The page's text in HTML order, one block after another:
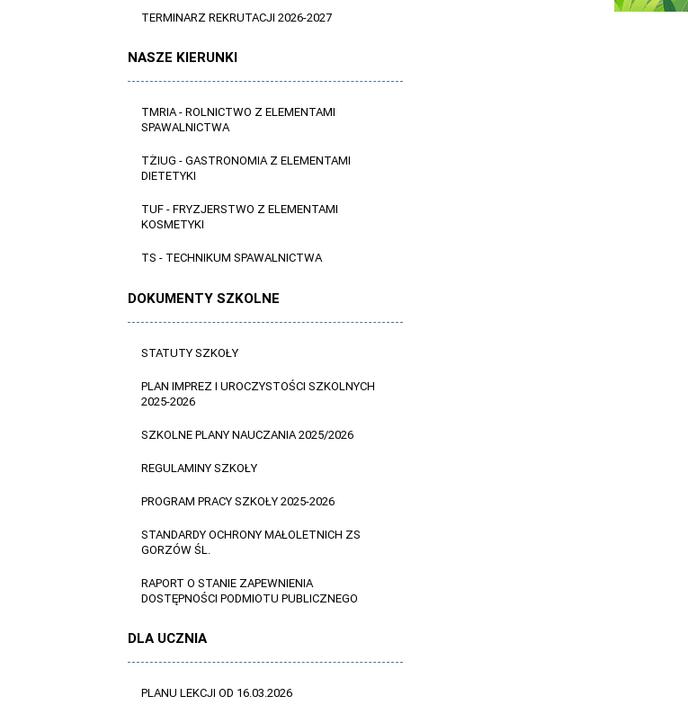
TERMINARZ REKRUTACJI 2026-2027
NASZE KIERUNKI
TMRIA - ROLNICTWO Z ELEMENTAMI
SPAWALNICTWA
TŻIUG - GASTRONOMIA Z ELEMENTAMI
DIETETYKI
TUF - FRYZJERSTWO Z ELEMENTAMI
KOSMETYKI
TS - TECHNIKUM SPAWALNICTWA
DOKUMENTY SZKOLNE
STATUTY SZKOŁY
PLAN IMPREZ I UROCZYSTOŚCI SZKOLNYCH
2025-2026
SZKOLNE PLANY NAUCZANIA 2025/2026
REGULAMINY SZKOŁY
PROGRAM PRACY SZKOŁY 2025-2026
STANDARDY OCHRONY MAŁOLETNICH ZS
GORZÓW ŚL.
RAPORT O STANIE ZAPEWNIENIA
DOSTĘPNOŚCI PODMIOTU PUBLICZNEGO
DLA UCZNIA
PLANU LEKCJI OD 16.03.2026